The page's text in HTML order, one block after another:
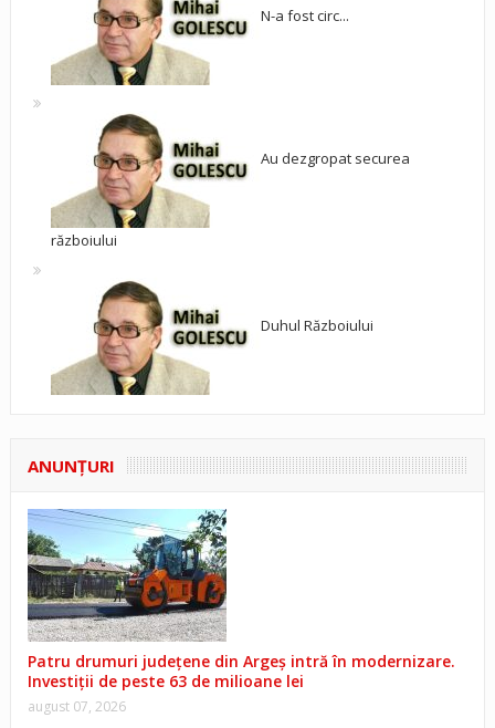
N-a fost circ...
Au dezgropat securea
războiului
Duhul Războiului
ANUNŢURI
Patru drumuri județene din Argeș intră în modernizare.
Investiții de peste 63 de milioane lei
august 07, 2026